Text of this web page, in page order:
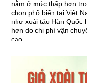
nằm ở mức thấp hơn
chọn phổ biến tại Việt
như xoài táo Hàn Quốc
hơn do chi phí vận
cao.